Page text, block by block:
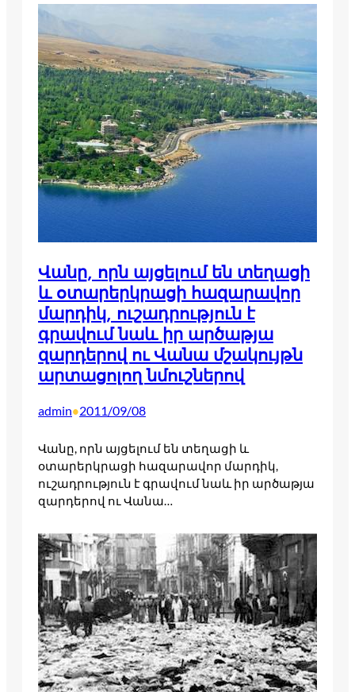
Վանը, որն այցելում են տեղացի
և օտարերկրացի հազարավոր
մարդիկ, ուշադրություն է
գրավում նաև իր արծաթյա
զարդերով ու Վանա մշակույթն
արտացոլող նմուշներով
admin•2011/09/08
Վանը, որն այցելում են տեղացի և
օտարերկրացի հազարավոր մարդիկ,
ուշադրություն է գրավում նաև իր արծաթյա
զարդերով ու Վանա…